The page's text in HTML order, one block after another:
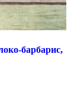
барбарис,